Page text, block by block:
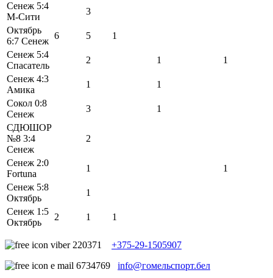
Сенеж 5:4
М-Сити
3
Октябрь
6:7 Сенеж
6 5
1
Сенеж 5:4
Спасатель
2 1
1
Сенеж 4:3
Амика
1
1
Сокол 0:8
Сенеж
3
1
СДЮШОР
№8 3:4
Сенеж
2
Сенеж 2:0
Fortuna
1
1
Сенеж 5:8
Октябрь
1
Сенеж 1:5
Октябрь
2 1 1
+375-29-1505907
info@гомельспорт.бел